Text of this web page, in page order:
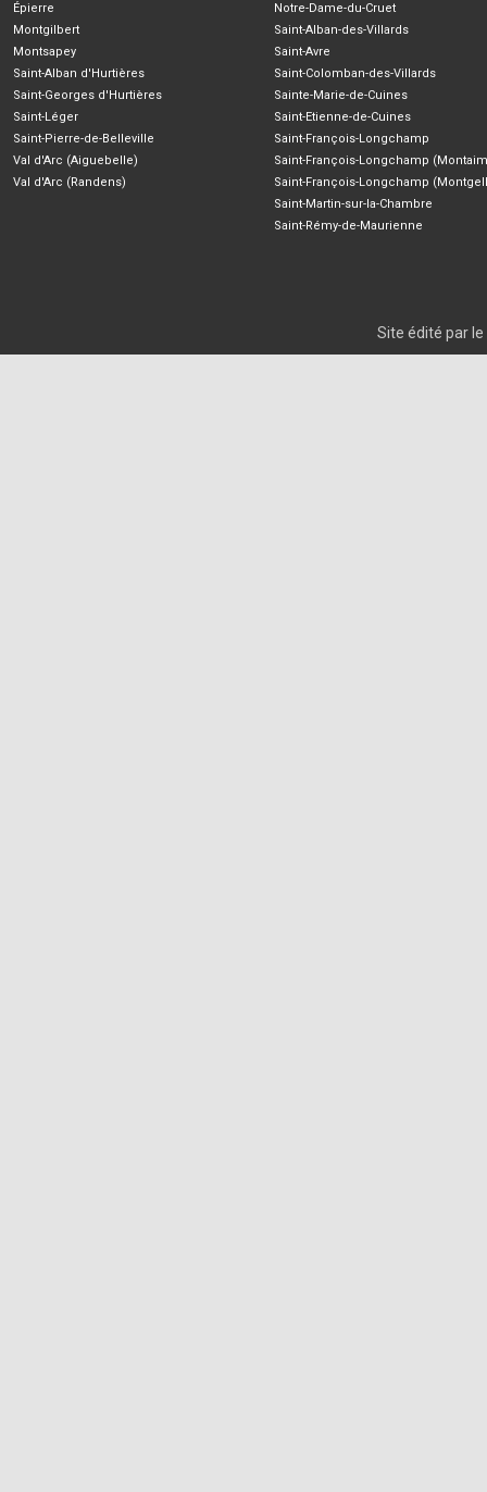
Épierre
Montgilbert
Montsapey
Saint-Alban d'Hurtières
Saint-Georges d'Hurtières
Saint-Léger
Saint-Pierre-de-Belleville
Val d'Arc (Aiguebelle)
Val d'Arc (Randens)
Notre-Dame-du-Cruet
Saint-Alban-des-Villards
Saint-Avre
Saint-Colomban-des-Villards
Sainte-Marie-de-Cuines
Saint-Etienne-de-Cuines
Saint-François-Longchamp
Saint-François-Longchamp
Saint-François-Longchamp
Saint-Martin-sur-la-Chambre
Saint-Rémy-de-Maurienne
Site édité par